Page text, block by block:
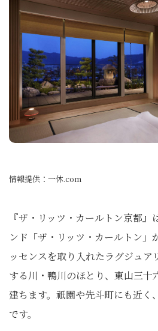
情報提供：一休.com
『ザ・リッツ・カールトン京都』
ンド「ザ・リッツ・カールトン」
ッセンスを取り入れたラグジュア
する川・鴨川のほとり、東山三十
建ちます。祇園や先斗町にも近く
です。